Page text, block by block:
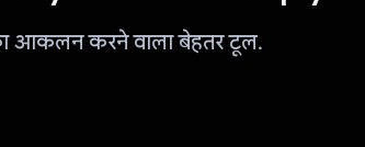
आकलन करने वाला बेहतर टूल.